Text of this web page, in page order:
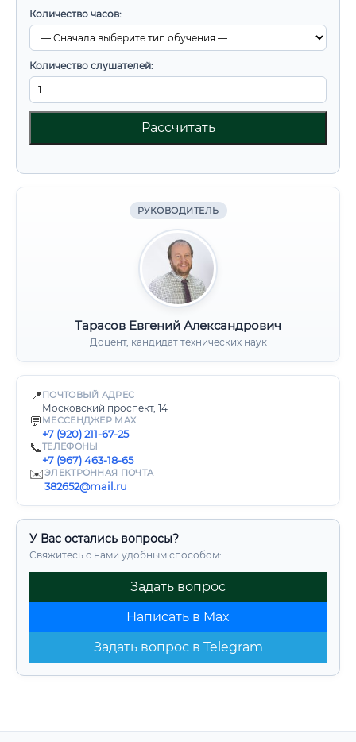
Количество часов:
Количество слушателей:
Рассчитать
РУКОВОДИТЕЛЬ
Тарасов Евгений Александрович
Доцент, кандидат технических наук
📍 ПОЧТОВЫЙ АДРЕС
Московский проспект, 14
💬 МЕССЕНДЖЕР MAX
+7 (920) 211-67-25
📞ТЕЛЕФОНЫ
+7 (967) 463-18-65
✉️ЭЛЕКТРОННАЯ ПОЧТА
382652@mail.ru
У Вас остались вопросы?
Свяжитесь с нами удобным способом:
Задать вопрос
Написать в Max
Задать вопрос в Telegram